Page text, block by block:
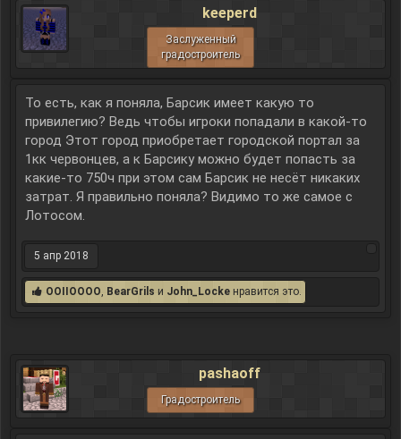
keeperd
Заслуженный
градостроитель
То есть, как я поняла, Барсик имеет какую то
привилегию? Ведь чтобы игроки попадали в какой-то
город Этот город приобретает городской портал за
1кк червонцев, а к Барсику можно будет попасть за
какие-то 750ч при этом сам Барсик не несёт никаких
затрат. Я правильно поняла? Видимо то же самое с
Лотосом.
5 апр 2018
OOIIOOOO, BearGrils и John_Locke нравится это.
pashaoff
Градостроитель